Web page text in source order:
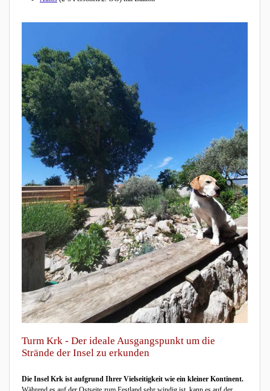
Turm Krk - Der ideale Ausgangspunkt um die
Strände der Insel zu erkunden
Die Insel Krk ist aufgrund Ihrer Vielseitigkeit wie ein kleiner Kontinent.